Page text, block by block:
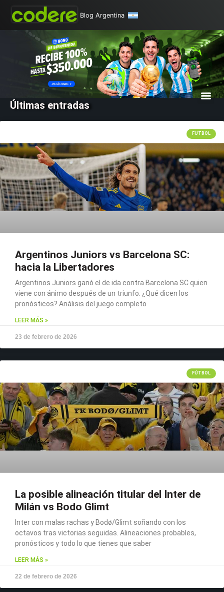
Blog Argentina
Últimas entradas
FÚTBOL
Argentinos Juniors vs Barcelona SC:
hacia la Libertadores
Argentinos Juniors ganó el de ida contra Barcelona SC quien
viene con ánimo después de un triunfo. ¿Qué dicen los
pronósticos? Análisis del juego completo
LEER MÁS »
23 de febrero de 2026
FÚTBOL
La posible alineación titular del Inter de
Milán vs Bodo Glimt
Inter con malas rachas y Bodø/Glimt soñando con los
octavos tras victorias seguidas. Alineaciones probables,
pronósticos y todo lo que tienes que saber
LEER MÁS »
22 de febrero de 2026